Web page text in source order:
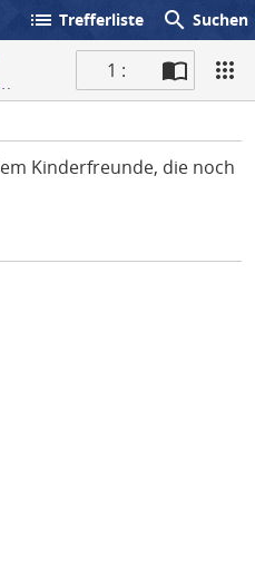
list Trefferliste search Suchen
1 :
Kinderfreunde, die noch